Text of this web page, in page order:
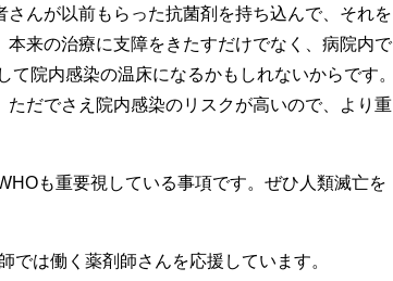
んが以前もらった抗菌剤を持ち込んで、それを
来の治療に支障をきたすだけでなく、病院内で
院内感染の温床になるかもしれないからです。
だでさえ院内感染のリスクが高いので、より重
も重要視している事項です。ぜひ人類滅亡を
では働く薬剤師さんを応援しています。